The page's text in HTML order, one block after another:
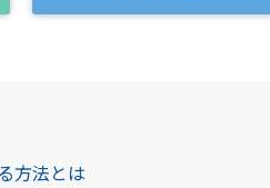
方法とは